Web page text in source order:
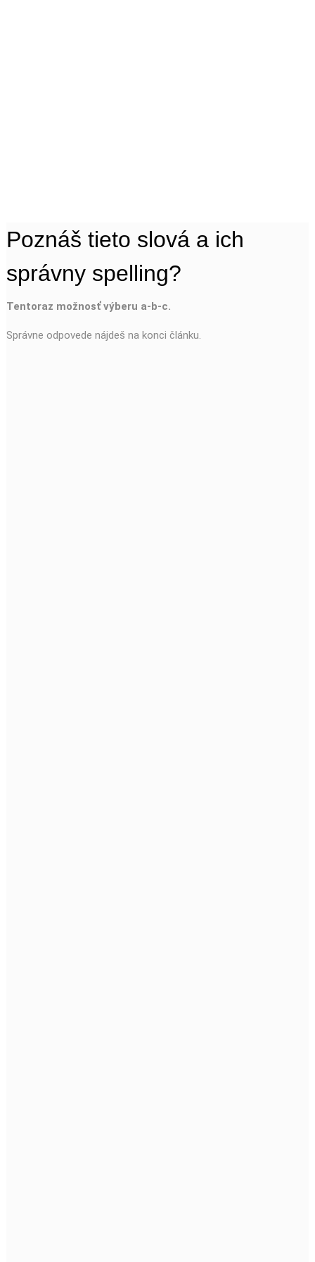
Poznáš tieto slová a ich
správny spelling?
Tentoraz možnosť výberu a-b-c.
Správne odpovede nájdeš na konci článku.